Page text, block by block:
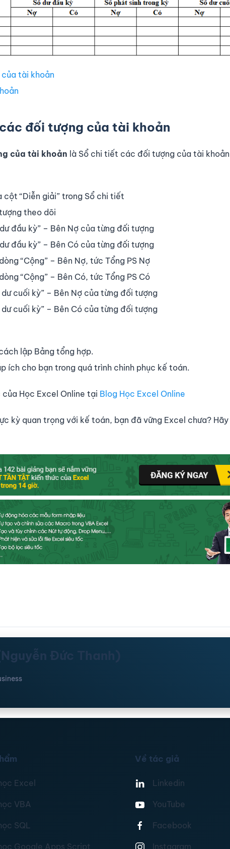
tài khoản
đối tượng của tài khoản
của tài khoản là Sổ chi tiết các đối tượng của tài
“Diễn giải” trong Sổ chi tiết
theo dõi
đầu kỳ” – Bên Nợ của từng đối tượng
đầu kỳ” – Bên Có của từng đối tượng
“Cộng” – Bên Nợ, tức Tổng PS Nợ
“Cộng” – Bên Có, tức Tổng PS Có
dư cuối kỳ” – Bên Nợ của từng đối tượng
dư cuối kỳ” – Bên Có của từng đối tượng
lập Bảng tổng hợp.
ích cho bạn trong quá trình chinh phục kế toán.
Học Excel Online tại Blog Học Excel Online
kỳ quan trọng với kế toán, bạn đã vững Excel chưa?
Đức Thanh)
Excel
VBA
SQL
Google Apps Script
Về tác giả
Linkedin
YouTube
Facebook
Instagram